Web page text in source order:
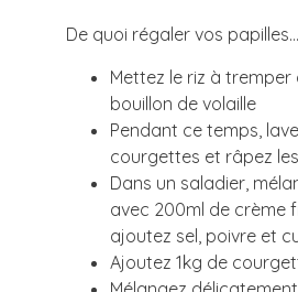
De quoi régaler vos papilles…
Mettez le riz à tremper
bouillon de volaille
Pendant ce temps,
courgettes et râpez
Dans un saladier,
avec 200ml de crème
ajoutez sel, poivre et
Ajoutez 1kg de